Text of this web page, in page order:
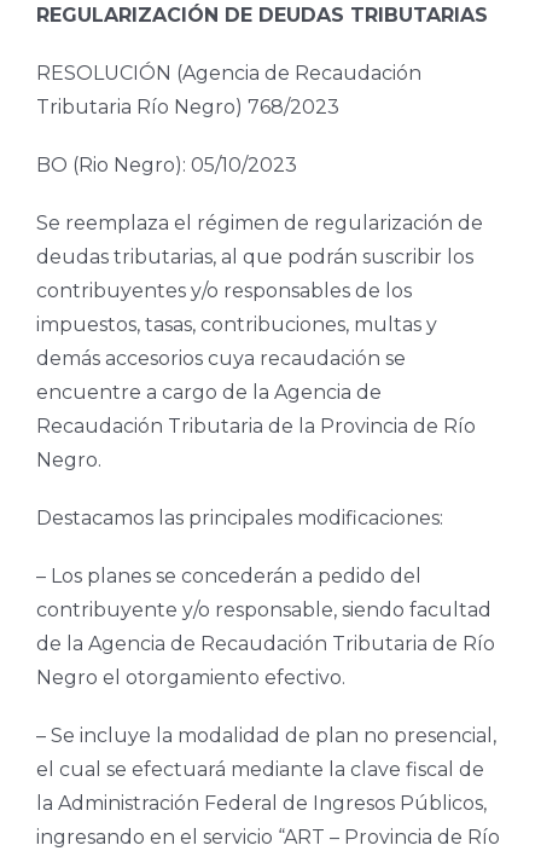
REGULARIZACIÓN DE DEUDAS TRIBUTARIAS
RESOLUCIÓN (Agencia de Recaudación
Tributaria Río Negro) 768/2023
BO (Rio Negro): 05/10/2023
Se reemplaza el régimen de regularización de
deudas tributarias, al que podrán suscribir los
contribuyentes y/o responsables de los
impuestos, tasas, contribuciones, multas y
demás accesorios cuya recaudación se
encuentre a cargo de la Agencia de
Recaudación Tributaria de la Provincia de Río
Negro.
Destacamos las principales modificaciones:
– Los planes se concederán a pedido del
contribuyente y/o responsable, siendo facultad
de la Agencia de Recaudación Tributaria de Río
Negro el otorgamiento efectivo.
– Se incluye la modalidad de plan no presencial,
el cual se efectuará mediante la clave fiscal de
la Administración Federal de Ingresos Públicos,
ingresando en el servicio “ART – Provincia de Río